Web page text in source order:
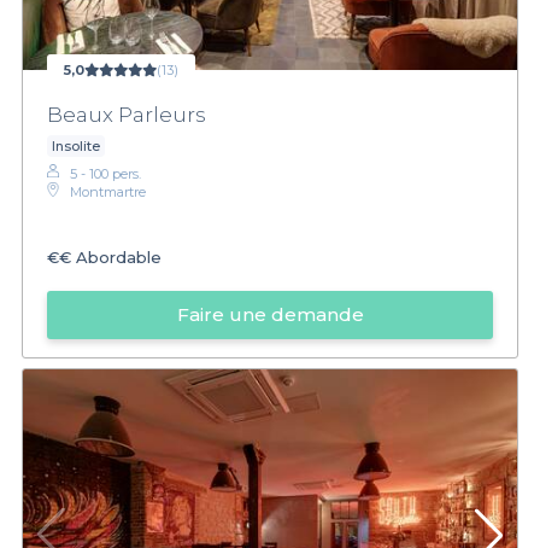
5,0 (13)
Beaux Parleurs
Insolite
5 - 100 pers.
Montmartre
€€ Abordable
Faire une demande